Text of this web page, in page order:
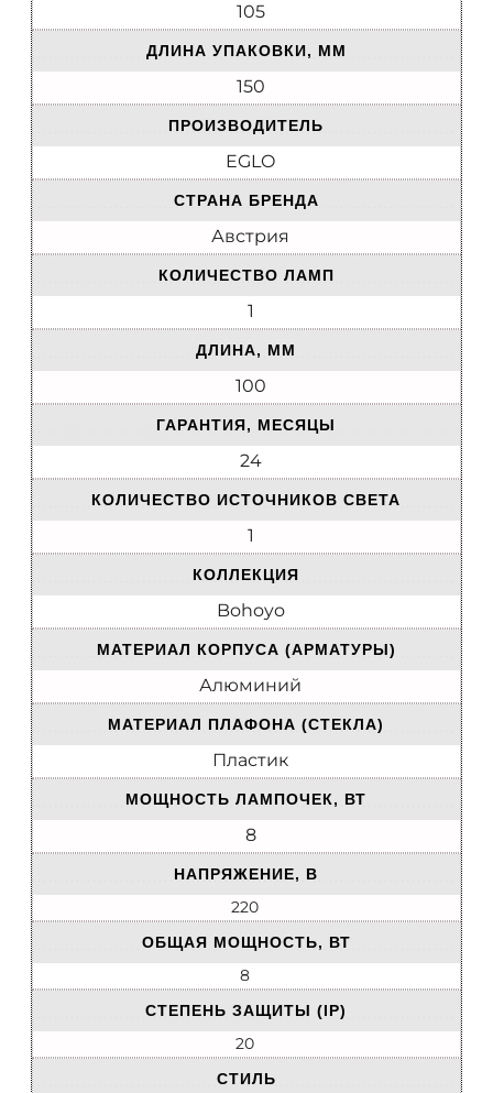
105
ДЛИНА УПАКОВКИ, ММ
150
ПРОИЗВОДИТЕЛЬ
EGLO
СТРАНА БРЕНДА
Австрия
КОЛИЧЕСТВО ЛАМП
1
ДЛИНА, ММ
100
ГАРАНТИЯ, МЕСЯЦЫ
24
КОЛИЧЕСТВО ИСТОЧНИКОВ СВЕТА
1
КОЛЛЕКЦИЯ
Bohoyo
МАТЕРИАЛ КОРПУСА (АРМАТУРЫ)
Алюминий
МАТЕРИАЛ ПЛАФОНА (СТЕКЛА)
Пластик
МОЩНОСТЬ ЛАМПОЧЕК, ВТ
8
НАПРЯЖЕНИЕ, В
220
ОБЩАЯ МОЩНОСТЬ, ВТ
8
СТЕПЕНЬ ЗАЩИТЫ (IP)
20
СТИЛЬ